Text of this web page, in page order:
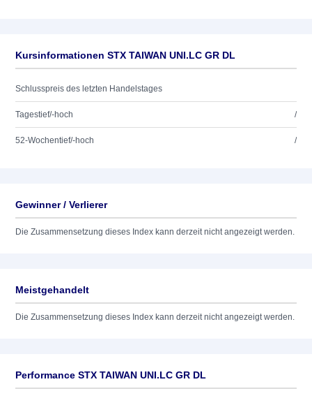
Kursinformationen STX TAIWAN UNI.LC GR DL
Schlusspreis des letzten Handelstages
Tagestief/-hoch /
52-Wochentief/-hoch /
Gewinner / Verlierer
Die Zusammensetzung dieses Index kann derzeit nicht angezeigt werden.
Meistgehandelt
Die Zusammensetzung dieses Index kann derzeit nicht angezeigt werden.
Performance STX TAIWAN UNI.LC GR DL